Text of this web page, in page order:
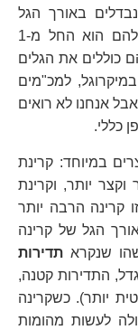
באורך הגל
, שהאורך שלהם הוא החל מ-1
כוללים את הגלים
למכ"מים
אנחנו לא רואים
כללי.
במיוחד: קרינת
וקצר יותר, וקרינת
קרינה הרבה יותר
הגל של קרינה
שנקרא תדירות
התדירות קטנה,
יותר). כשקרינה
לעשות מהומות